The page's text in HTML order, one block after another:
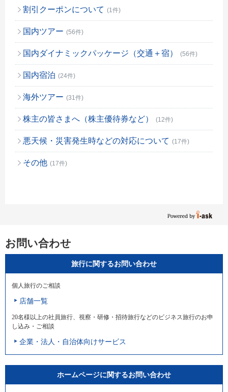
割引クーポンについて (1件)
国内ツアー (56件)
国内ダイナミックパッケージ（交通＋宿） (56件)
国内宿泊 (24件)
海外ツアー (31件)
株主の皆さまへ（株主優待券など） (12件)
悪天候・災害発生時などの対応について (17件)
その他 (17件)
お問い合わせ
旅行に関するお問い合わせ
個人旅行のご相談
店舗一覧
20名様以上の社員旅行、視察・研修・招待旅行などのビジネス旅行のお申
し込み・ご相談
企業・法人・自治体向けサービス
ホームページに関するお問い合わせ